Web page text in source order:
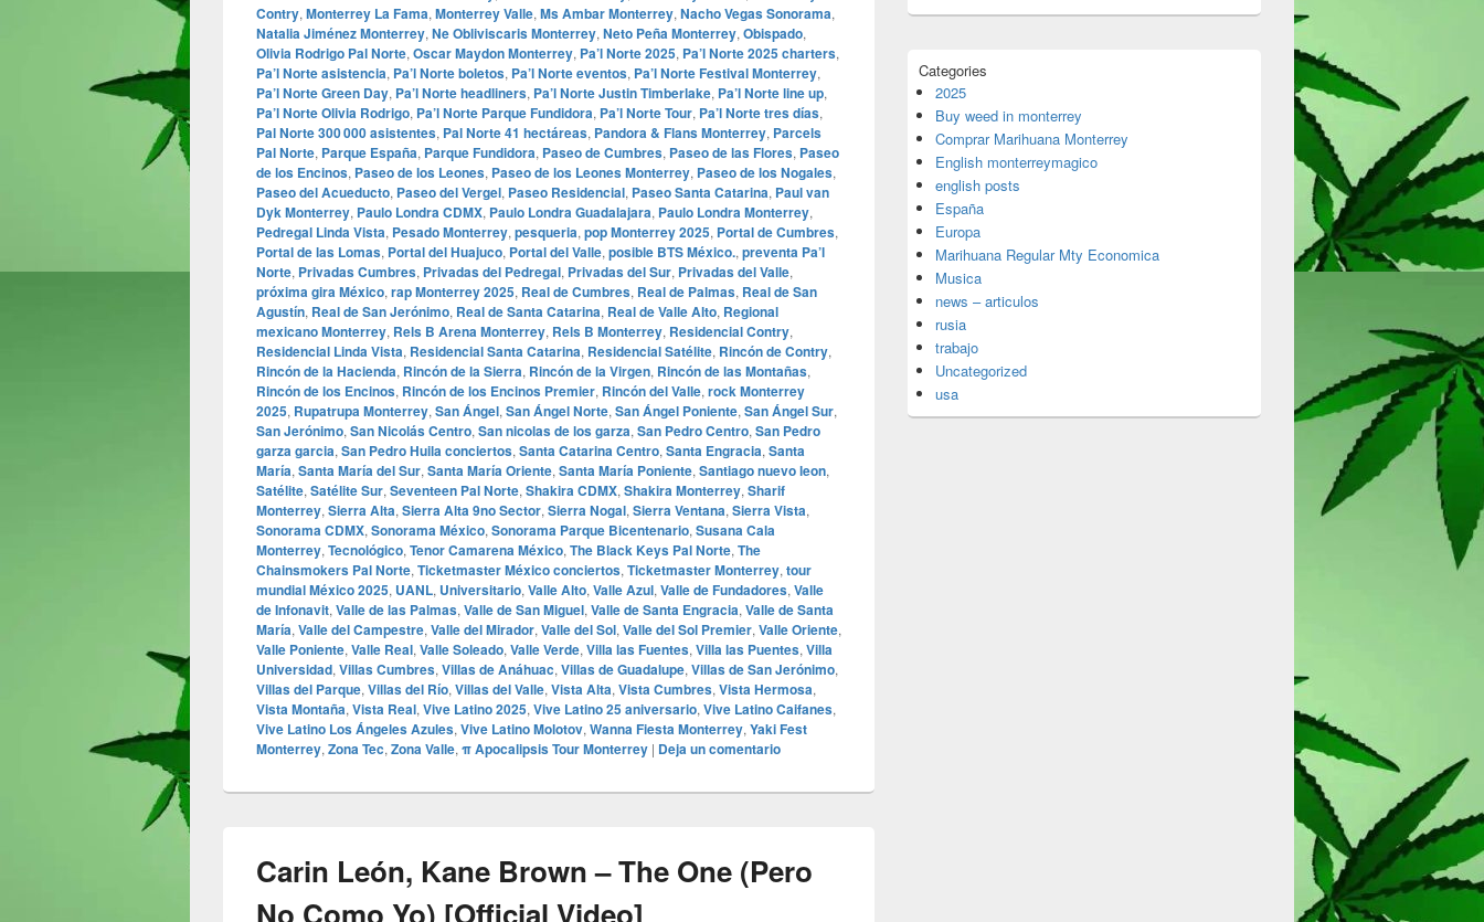
Contry, Monterrey La Fama, Monterrey Valle, Ms Ambar Monterrey, Nacho Vegas Sonorama,
Natalia Jiménez Monterrey, Ne Obliviscaris Monterrey, Neto Peña Monterrey, Obispado,
Olivia Rodrigo Pal Norte, Oscar Maydon Monterrey, Pa’l Norte 2025, Pa’l Norte 2025 charters,
Pa’l Norte asistencia, Pa’l Norte boletos, Pa’l Norte eventos, Pa’l Norte Festival Monterrey,
Pa’l Norte Green Day, Pa’l Norte headliners, Pa’l Norte Justin Timberlake, Pa’l Norte line up,
Pa’l Norte Olivia Rodrigo, Pa’l Norte Parque Fundidora, Pa’l Norte Tour, Pa’l Norte tres días,
Pal Norte 300 000 asistentes, Pal Norte 41 hectáreas, Pandora & Flans Monterrey, Parcels
Pal Norte, Parque España, Parque Fundidora, Paseo de Cumbres, Paseo de las Flores, Paseo
de los Encinos, Paseo de los Leones, Paseo de los Leones Monterrey, Paseo de los Nogales,
Paseo del Acueducto, Paseo del Vergel, Paseo Residencial, Paseo Santa Catarina, Paul van
Dyk Monterrey, Paulo Londra CDMX, Paulo Londra Guadalajara, Paulo Londra Monterrey,
Pedregal Linda Vista, Pesado Monterrey, pesqueria, pop Monterrey 2025, Portal de Cumbres,
Portal de las Lomas, Portal del Huajuco, Portal del Valle, posible BTS México., preventa Pa’l
Norte, Privadas Cumbres, Privadas del Pedregal, Privadas del Sur, Privadas del Valle,
próxima gira México, rap Monterrey 2025, Real de Cumbres, Real de Palmas, Real de San
Agustín, Real de San Jerónimo, Real de Santa Catarina, Real de Valle Alto, Regional
mexicano Monterrey, Rels B Arena Monterrey, Rels B Monterrey, Residencial Contry,
Residencial Linda Vista, Residencial Santa Catarina, Residencial Satélite, Rincón de Contry,
Rincón de la Hacienda, Rincón de la Sierra, Rincón de la Virgen, Rincón de las Montañas,
Rincón de los Encinos, Rincón de los Encinos Premier, Rincón del Valle, rock Monterrey
2025, Rupatrupa Monterrey, San Ángel, San Ángel Norte, San Ángel Poniente, San Ángel Sur,
San Jerónimo, San Nicolás Centro, San nicolas de los garza, San Pedro Centro, San Pedro
garza garcia, San Pedro Huila conciertos, Santa Catarina Centro, Santa Engracia, Santa
María, Santa María del Sur, Santa María Oriente, Santa María Poniente, Santiago nuevo leon,
Satélite, Satélite Sur, Seventeen Pal Norte, Shakira CDMX, Shakira Monterrey, Sharif
Monterrey, Sierra Alta, Sierra Alta 9no Sector, Sierra Nogal, Sierra Ventana, Sierra Vista,
Sonorama CDMX, Sonorama México, Sonorama Parque Bicentenario, Susana Cala
Monterrey, Tecnológico, Tenor Camarena México, The Black Keys Pal Norte, The
Chainsmokers Pal Norte, Ticketmaster México conciertos, Ticketmaster Monterrey, tour
mundial México 2025, UANL, Universitario, Valle Alto, Valle Azul, Valle de Fundadores, Valle
de Infonavit, Valle de las Palmas, Valle de San Miguel, Valle de Santa Engracia, Valle de Santa
María, Valle del Campestre, Valle del Mirador, Valle del Sol, Valle del Sol Premier, Valle Oriente,
Valle Poniente, Valle Real, Valle Soleado, Valle Verde, Villa las Fuentes, Villa las Puentes, Villa
Universidad, Villas Cumbres, Villas de Anáhuac, Villas de Guadalupe, Villas de San Jerónimo,
Villas del Parque, Villas del Río, Villas del Valle, Vista Alta, Vista Cumbres, Vista Hermosa,
Vista Montaña, Vista Real, Vive Latino 2025, Vive Latino 25 aniversario, Vive Latino Caifanes,
Vive Latino Los Ángeles Azules, Vive Latino Molotov, Wanna Fiesta Monterrey, Yaki Fest
Monterrey, Zona Tec, Zona Valle, π Apocalipsis Tour Monterrey | Deja un comentario
Carin León, Kane Brown – The One (Pero
No Como Yo) [Official Video]
Categories
2025
Buy weed in monterrey
Comprar Marihuana Monterrey
English monterreymagico
english posts
España
Europa
Marihuana Regular Mty Economica
Musica
news – articulos
rusia
trabajo
Uncategorized
usa